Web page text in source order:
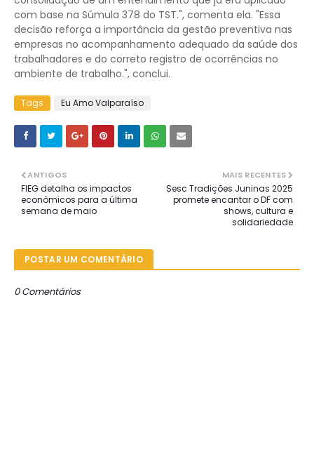
com base na Súmula 378 do TST.", comenta ela. "Essa
decisão reforça a importância da gestão preventiva nas
empresas no acompanhamento adequado da saúde dos
trabalhadores e do correto registro de ocorrências no
ambiente de trabalho.", conclui.
Tags Eu Amo Valparaíso
MAIS RECENTES
Sesc Tradições Juninas 2025
promete encantar o DF com
shows, cultura e
solidariedade
ANTIGOS
FIEG detalha os impactos
econômicos para a última
semana de maio
POSTAR UM COMENTÁRIO
0 Comentários